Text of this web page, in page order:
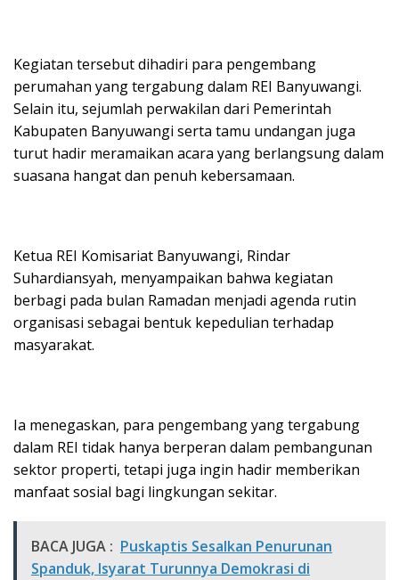
Kegiatan tersebut dihadiri para pengembang
perumahan yang tergabung dalam REI Banyuwangi.
Selain itu, sejumlah perwakilan dari Pemerintah
Kabupaten Banyuwangi serta tamu undangan juga
turut hadir meramaikan acara yang berlangsung dalam
suasana hangat dan penuh kebersamaan.
Ketua REI Komisariat Banyuwangi, Rindar
Suhardiansyah, menyampaikan bahwa kegiatan
berbagi pada bulan Ramadan menjadi agenda rutin
organisasi sebagai bentuk kepedulian terhadap
masyarakat.
Ia menegaskan, para pengembang yang tergabung
dalam REI tidak hanya berperan dalam pembangunan
sektor properti, tetapi juga ingin hadir memberikan
manfaat sosial bagi lingkungan sekitar.
BACA JUGA : Puskaptis Sesalkan Penurunan
Spanduk, Isyarat Turunnya Demokrasi di